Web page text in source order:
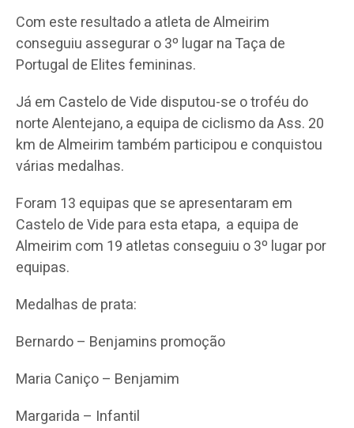
Com este resultado a atleta de Almeirim
conseguiu assegurar o 3º lugar na Taça de
Portugal de Elites femininas.
Já em Castelo de Vide disputou-se o troféu do
norte Alentejano, a equipa de ciclismo da Ass. 20
km de Almeirim também participou e conquistou
várias medalhas.
Foram 13 equipas que se apresentaram em
Castelo de Vide para esta etapa, a equipa de
Almeirim com 19 atletas conseguiu o 3º lugar por
equipas.
Medalhas de prata:
Bernardo – Benjamins promoção
Maria Caniço – Benjamim
Margarida – Infantil